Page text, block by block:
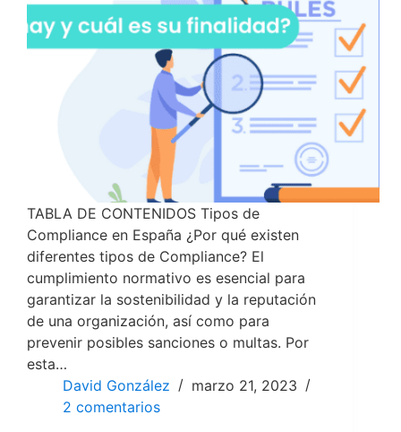
TABLA DE CONTENIDOS Tipos de
Compliance en España ¿Por qué existen
diferentes tipos de Compliance? El
cumplimiento normativo es esencial para
garantizar la sostenibilidad y la reputación
de una organización, así como para
prevenir posibles sanciones o multas. Por
esta…
David González
marzo 21, 2023
2 comentarios